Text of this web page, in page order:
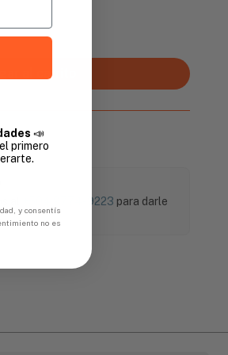
al carrito
+504 9774-9223 para darle
📣
primero
y consentís
no es